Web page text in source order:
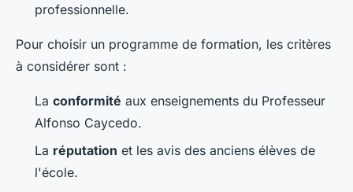
professionnelle.
Pour choisir un programme de formation, les critères
à considérer sont :
La conformité aux enseignements du Professeur
Alfonso Caycedo.
La réputation et les avis des anciens élèves de
l'école.